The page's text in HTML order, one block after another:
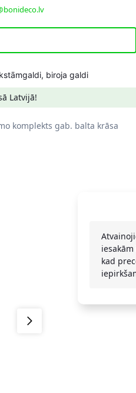
biroja galdi
Latvijā!
komplekts gab. balta krāsa
kad